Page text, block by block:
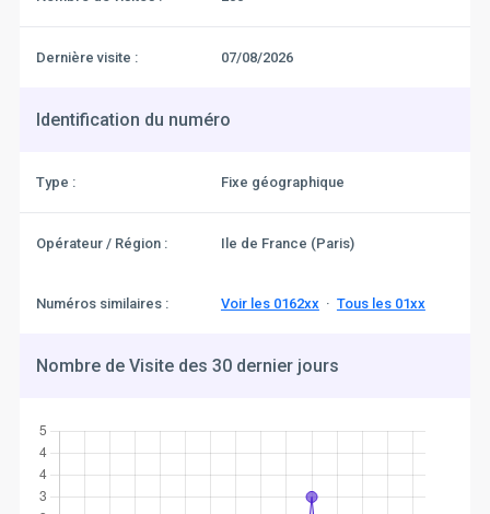
Dernière visite : 07/08/2026
Identification du numéro
Type : Fixe géographique
Opérateur / Région : Ile de France (Paris)
Numéros similaires : Voir les 0162xx· Tous les 01xx
Nombre de Visite des 30 dernier jours